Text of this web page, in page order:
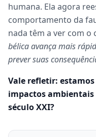
humana. Ela agora
comportamento da
nada têm a ver com o
bélica avança mais
prever suas
Vale refletir:
impactos ambientais
século XXI?